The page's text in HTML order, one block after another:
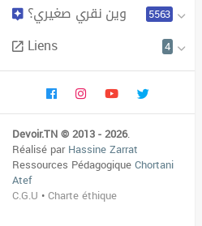
وين نقري صغيري؟ 5563
Liens 4
Devoir.TN © 2013 - 2026.
Réalisé parHassine Zarrat
Ressources PédagogiqueChortani
Atef
C.G.U •Charte éthique